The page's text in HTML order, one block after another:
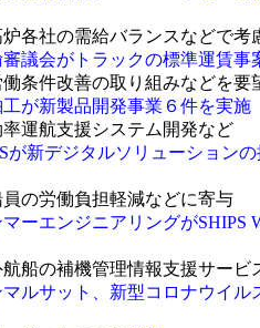
炉各社の需給バランスなどで考
審議会がトラックの標準運賃事
働条件改善の取り組みなどを要
工が新製品開発事業６件を実施
率運航支援システム開発など
が新デジタルソリューション
員の労働負担軽減などに寄与
マーエンジニアリングがSHIPS
航船の補機管理情報支援サービ
マルサット、新型コロナウイ